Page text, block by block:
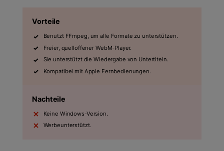
Vorteile
Benutzt FFmpeg, um alle Formate zu unterstützen.
Freier, quelloffener WebM-Player.
Sie unterstützt die Wiedergabe von Untertiteln.
Kompatibel mit Apple Fernbedienungen.
Nachteile
Keine Windows-Version.
Werbeunterstützt.